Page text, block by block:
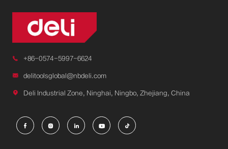
 +86-0574-5997-6624
 delitoolsglobal@nbdeli.com
 Deli Industrial Zone, Ninghai, Ningbo, Zhejiang, China
    